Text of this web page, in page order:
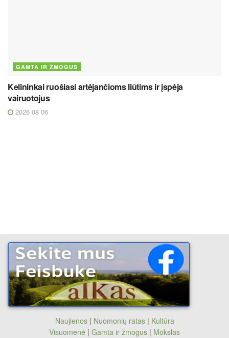
GAMTA IR ŽMOGUS
Kelininkai ruošiasi artėjančioms liūtims ir įspėja
vairuotojus
2026 08 06
Naujienos| Nuomonių ratas| Kultūra
Visuomenė | Gamta ir žmogus | Mokslas